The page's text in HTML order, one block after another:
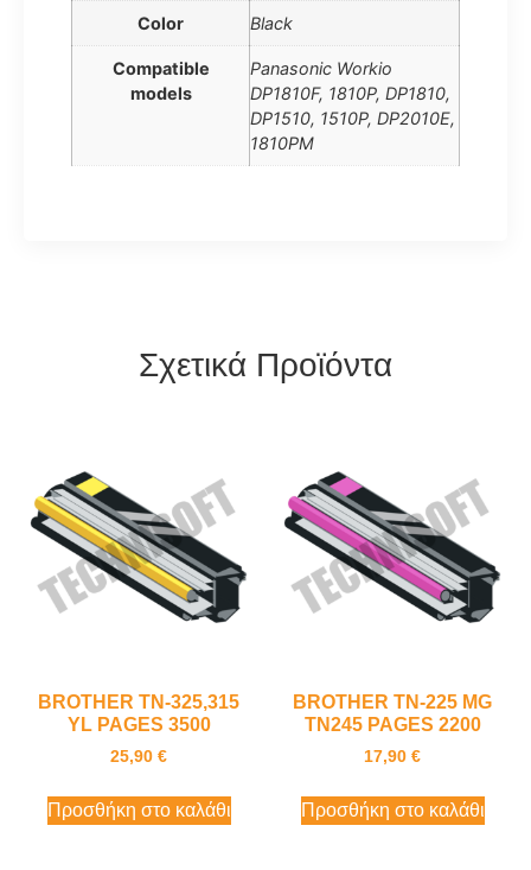
Color Black
Compatible
models
Panasonic Workio
DP1810F, 1810P, DP1810,
DP1510, 1510P, DP2010E,
1810PM
Σχετικά Προϊόντα
BROTHER TN-325,315
YL PAGES 3500
25,90 €
Προσθήκη στο καλάθι
BROTHER TN-225 MG
TN245 PAGES 2200
17,90 €
Προσθήκη στο καλάθι